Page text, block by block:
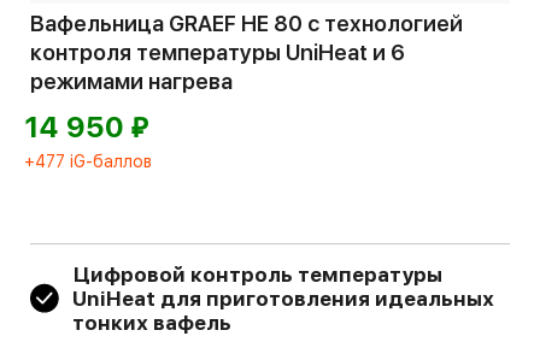
Вафельница GRAEF HE 80 с технологией
контроля температуры UniHeat и 6
режимами нагрева
14 950 ⃏
+477 iG-баллов
Цифровой контроль температуры
UniHeat для приготовления идеальных
тонких вафель